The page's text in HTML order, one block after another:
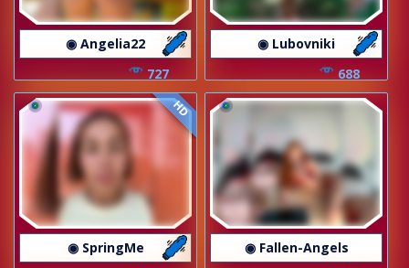
◉ Angelia22
727
◉ Lubovniki
688
HD
◉ SpringMe
◉ Fallen-Angels